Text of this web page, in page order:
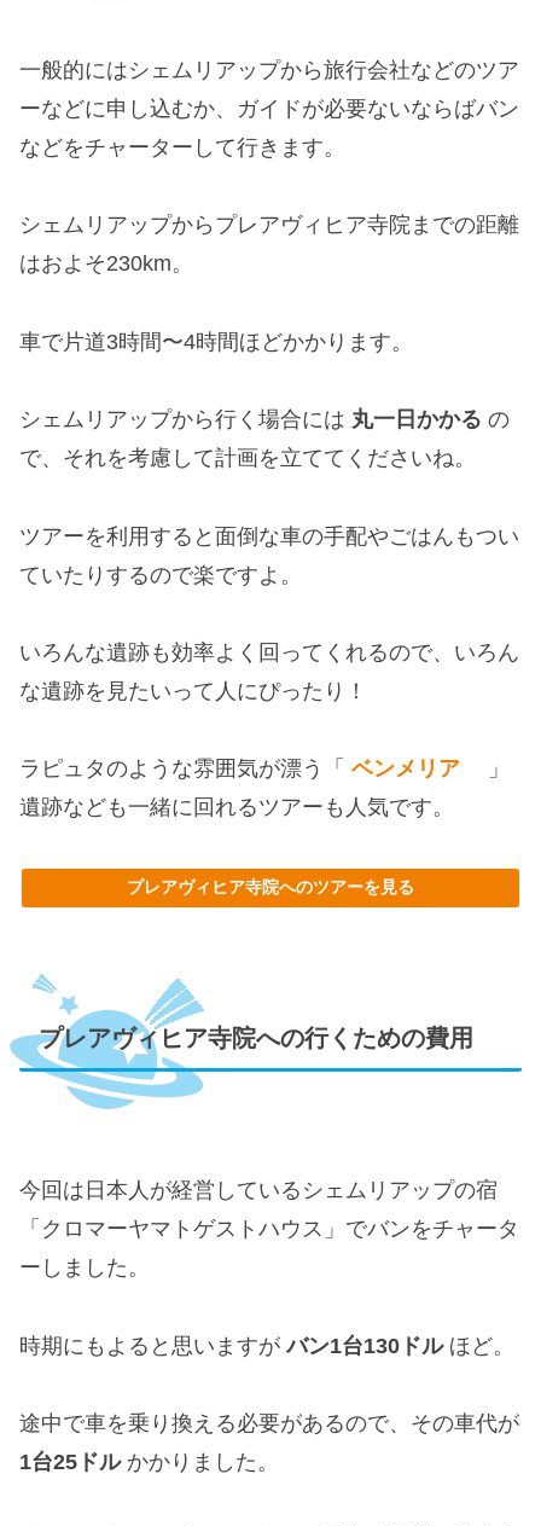
一般的にはシェムリアップから旅行会社などのツア
ーなどに申し込むか、ガイドが必要ないならばバン
などをチャーターして行きます。
シェムリアップからプレアヴィヒア寺院までの距離
はおよそ230km。
車で片道3時間〜4時間ほどかかります。
シェムリアップから行く場合には 丸一日かかる の
で、それを考慮して計画を立ててくださいね。
ツアーを利用すると面倒な車の手配やごはんもつい
ていたりするので楽ですよ。
いろんな遺跡も効率よく回ってくれるので、いろん
な遺跡を見たいって人にぴったり！
ラピュタのような雰囲気が漂う「 ベンメリア
」
遺跡なども一緒に回れるツアーも人気です。
プレアヴィヒア寺院へのツアーを見る
プレアヴィヒア寺院への行くための費用
今回は日本人が経営しているシェムリアップの宿
「クロマーヤマトゲストハウス」でバンをチャータ
ーしました。
時期にもよると思いますが バン1台130ドル ほど。
途中で車を乗り換える必要があるので、その車代が
1台25ドル かかりました。